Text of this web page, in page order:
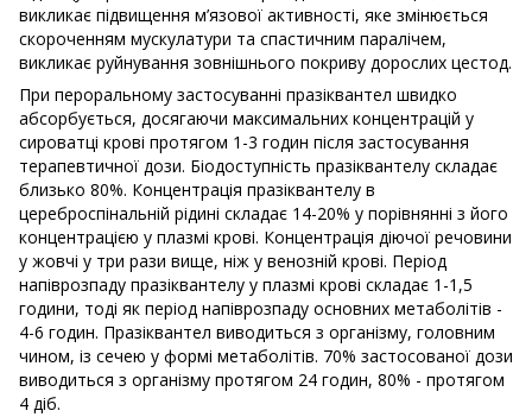
викликає підвищення м’язової активності, яке змінюється
скороченням мускулатури та спастичним паралічем,
викликає руйнування зовнішнього покриву дорослих цестод.
При пероральному застосуванні празіквантел швидко
абсорбується, досягаючи максимальних концентрацій у
сироватці крові протягом 1-3 годин після застосування
терапевтичної дози. Біодоступність празіквантелу складає
близько 80%. Концентрація празіквантелу в
цереброспінальній рідині складає 14-20% у порівнянні з його
концентрацією у плазмі крові. Концентрація діючої речовини
у жовчі у три рази вище, ніж у венозній крові. Період
напіврозпаду празіквантелу у плазмі крові складає 1-1,5
години, тоді як період напіврозпаду основних метаболітів -
4-6 годин. Празіквантел виводиться з організму, головним
чином, із сечею у формі метаболітів. 70% застосованої дози
виводиться з організму протягом 24 годин, 80% - протягом
4 діб.